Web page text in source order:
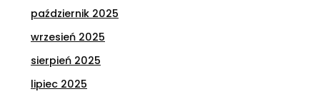
październik 2025
wrzesień 2025
sierpień 2025
lipiec 2025